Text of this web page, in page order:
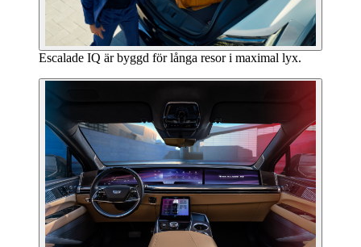
Escalade IQ är byggd för långa resor i maximal lyx.